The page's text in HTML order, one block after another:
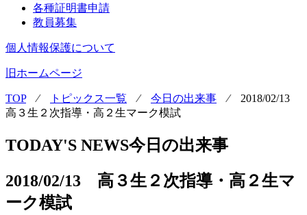
各種証明書申請
教員募集
個人情報保護について
旧ホームページ
TOP⁄ トピックス一覧 ⁄ 今日の出来事 ⁄ 2018/02/13
高３生２次指導・高２生マーク模試
TODAY'S NEWS今日の出来事
2018/02/13 高３生２次指導・高２生マ
ーク模試